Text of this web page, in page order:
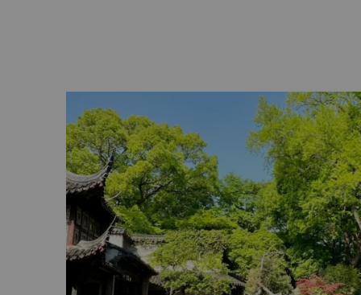
んでおり、黄色の花崗岩を使った有名な芸術家の
した。伝統的な家や寺院、池や噴水が周囲と溶け
虎丘
虎丘は小規模にもかかわらず、1,000年以上の豊
緑豊かな景観に囲まれた虎丘は、試剣石や憨憨
塔などがあり、丘の頂上から美しい眺めを楽しむ
山塘街
虎丘から古代都市に伸びた山塘街には、1,000以
す。山塘河の川岸沿いを曲がりくねった山塘街
ゆる種類による地元の軽食を楽しむことができる
2015年に中国文化遺産に登録されました。
平江路
歴史的な平江路は平江沿いにあり、18の石橋で